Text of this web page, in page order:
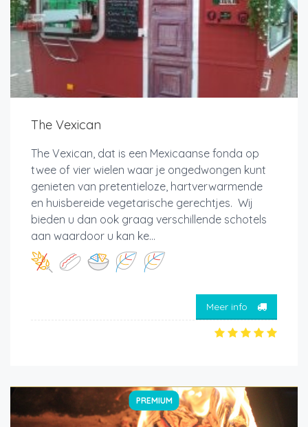
The Vexican
The Vexican, dat is een Mexicaanse fonda op
twee of vier wielen waar je ongedwongen kunt
genieten van pretentieloze, hartverwarmende
en huisbereide vegetarische gerechtjes. Wij
bieden u dan ook graag verschillende schotels
aan waardoor u kan ke...
Meer info
PREMIUM